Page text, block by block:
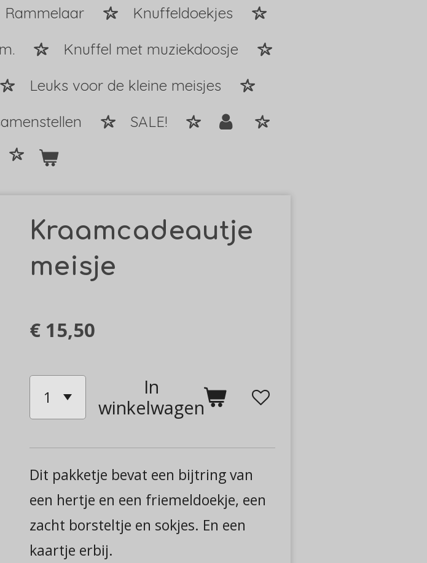
Rammelaar
Knuffeldoekjes
Knuffel met muziekdoosje
Leuks voor de kleine meisjes
SALE!
Kraamcadeautje
meisje
€ 15,50
In
winkelwagen
Dit pakketje bevat een bijtring van
een hertje en een friemeldoekje, een
zacht borsteltje en sokjes. En een
kaartje erbij.